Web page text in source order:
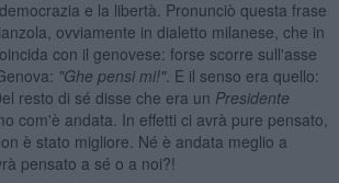
e la libertà. Pronunciò questa frase
ovviamente in dialetto milanese, che in
con il genovese: forse scorre sull'asse
"Ghe pensi mi!". E il senso era quello:
resto di sé disse che era un Presidente
com'è andata. In effetti ci avrà pure pensato,
è stato migliore. Né è andata meglio a
pensato a sé o a noi?!